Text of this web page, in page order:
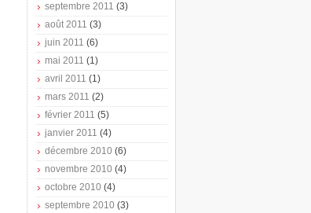
septembre 2011 (3)
août 2011 (3)
juin 2011 (6)
mai 2011 (1)
avril 2011 (1)
mars 2011 (2)
février 2011 (5)
janvier 2011 (4)
décembre 2010 (6)
novembre 2010 (4)
octobre 2010 (4)
septembre 2010 (3)